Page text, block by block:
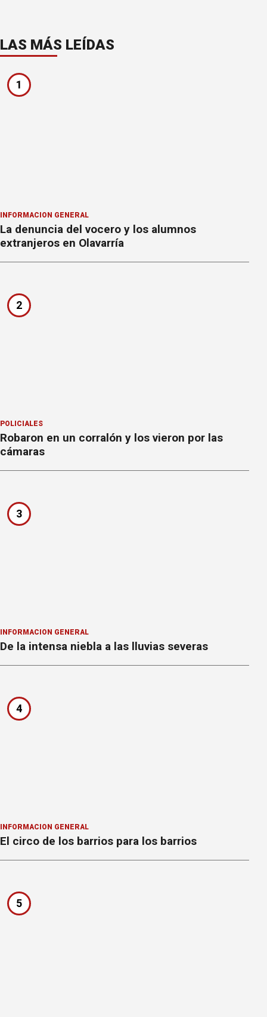
LAS MÁS LEÍDAS
1
INFORMACION GENERAL
La denuncia del vocero y los alumnos
extranjeros en Olavarría
2
POLICIALES
Robaron en un corralón y los vieron por las
cámaras
3
INFORMACION GENERAL
De la intensa niebla a las lluvias severas
4
INFORMACION GENERAL
El circo de los barrios para los barrios
5